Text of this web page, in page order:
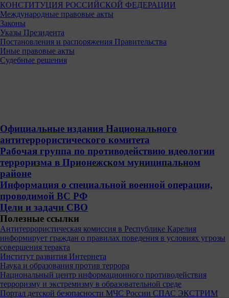
КОНСТИТУЦИЯ РОССИЙСКОЙ ФЕДЕРАЦИИ
Международные правовые акты
Законы
Указы Президента
Постановления и распоряжения Правительства
Иные правовые акты
Судебные решения
Официальные издания Национального
антитеррористического комитета
Рабочая группа по противодействию идеологии
терроризма в Прионежском муниципальном
районе
Информация о специальной военной операции,
проводимой ВС РФ
Цели и задачи СВО
Полезные ссылки
Антитеррористическая комиссия в Республике Карелия
информирует граждан о правилах поведения в условиях угрозы
совершения теракта
Институт развития Интернета
Наука и образования против террора
Национальный центр информационного противодействия
терроризму и экстремизму в образовательной среде
Портал детской безопасности МЧС России СПАС ЭКСТРИМ